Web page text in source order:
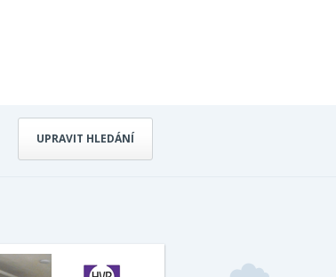
UPRAVIT HLEDÁNÍ